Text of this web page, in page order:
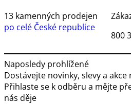
13 kamenných prodejen
po celé České republice
800
Naposledy prohlížené
Dostávejte novinky, slevy a akce
Přihlaste se k odběru a mějte
nás děje